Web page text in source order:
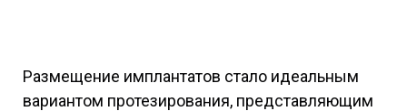
Размещение имплантатов стало идеальным
вариантом протезирования, представляющим